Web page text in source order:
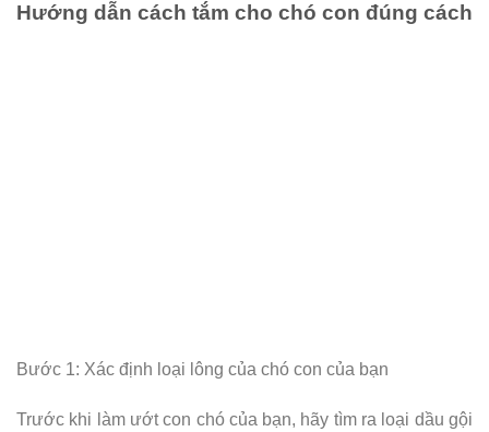
Hướng dẫn cách tắm cho chó con đúng cách
Bước 1: Xác định loại lông của chó con của bạn
Trước khi làm ướt con chó của bạn, hãy tìm ra loại dầu gội